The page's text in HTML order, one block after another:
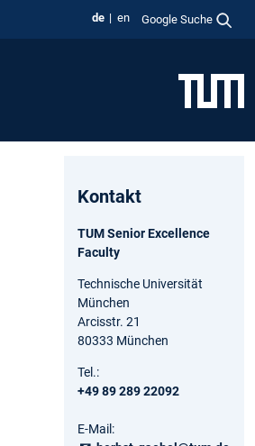
de en Google Suche
Kontakt
TUM Senior Excellence
Faculty
Technische Universität
München
Arcisstr. 21
80333 München
Tel.:
+49 89 289 22092
E-Mail: